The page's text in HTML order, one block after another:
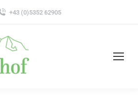
+43 (0)5352 62905